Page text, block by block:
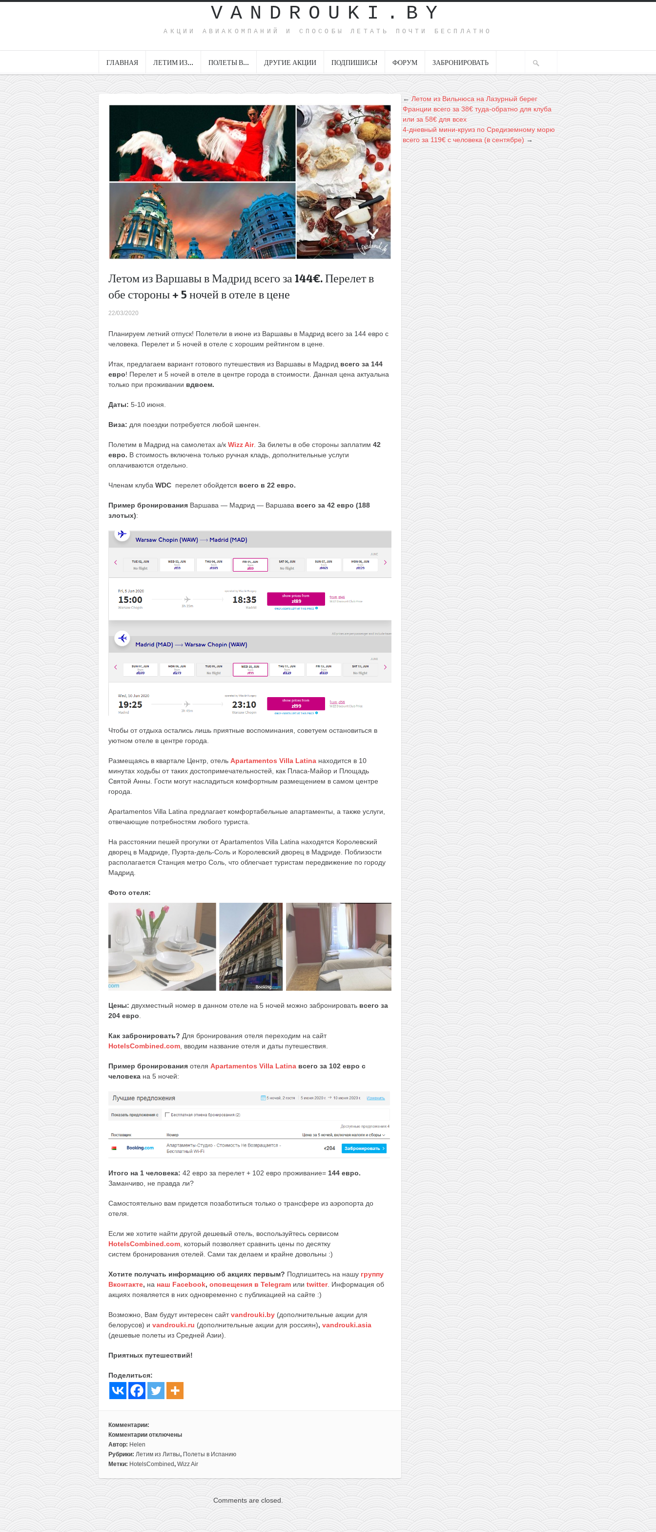
VANDROUKI.BY
АКЦИИ АВИАКОМПАНИЙ И СПОСОБЫ ЛЕТАТЬ ПОЧТИ БЕСПЛАТНО
ГЛАВНАЯ ЛЕТИМ ИЗ… ПОЛЕТЫ В… ДРУГИЕ АКЦИИ ПОДПИШИСЬ! ФОРУМ ЗАБРОНИРОВАТЬ
Летом из Варшавы в Мадрид всего за 144€. Перелет в
обе стороны + 5 ночей в отеле в цене
22/03/2020
Планируем летний отпуск! Полетели в июне из Варшавы в Мадрид всего за 144 евро с
человека. Перелет и 5 ночей в отеле с хорошим рейтингом в цене.
Итак, предлагаем вариант готового путешествия из Варшавы в Мадрид всего за 144
евро! Перелет и 5 ночей в отеле в центре города в стоимости. Данная цена актуальна
только при проживании вдвоем.
Даты: 5-10 июня.
Виза: для поездки потребуется любой шенген.
Полетим в Мадрид на самолетах а/к Wizz Air. За билеты в обе стороны заплатим 42
евро. В стоимость включена только ручная кладь, дополнительные услуги
оплачиваются отдельно.
Членам клуба WDC перелет обойдется всего в 22 евро.
Пример бронирования Варшава — Мадрид — Варшава всего за 42 евро (188
злотых):
Чтобы от отдыха остались лишь приятные воспоминания, советуем остановиться в
уютном отеле в центре города.
Размещаясь в квартале Центр, отель Apartamentos Villa Latina находится в 10
минутах ходьбы от таких достопримечательностей, как Пласа-Майор и Площадь
Святой Анны. Гости могут насладиться комфортным размещением в самом центре
города.
Apartamentos Villa Latina предлагает комфортабельные апартаменты, а также услуги,
отвечающие потребностям любого туриста.
На расстоянии пешей прогулки от Apartamentos Villa Latina находятся Королевский
дворец в Мадриде, Пуэрта-дель-Соль и Королевский дворец в Мадриде. Поблизости
располагается Станция метро Соль, что облегчает туристам передвижение по городу
Мадрид.
Фото отеля:
Цены: двухместный номер в данном отеле на 5 ночей можно забронировать всего за
204 евро
Как забронировать? Для бронирования отеля переходим на сайт
HotelsCombined.com , вводим название отеля и даты путешествия.
Пример бронирования отеля Apartamentos Villa Latina всего за 102 евро с
человека на 5 ночей:
Итого на 1 человека: 42 евро за перелет + 102 евро проживание= 144 евро.
Заманчиво, не правда ли?
Самостоятельно вам придется позаботиться только о трансфере из аэропорта до
отеля.
Если же хотите найти другой дешевый отель, воспользуйтесь сервисом
HotelsCombined.com , который позволяет сравнить цены по десятку
систем бронирования отелей. Сами так делаем и крайне довольны :)
Хотите получать информацию об акциях первым? Подпишитесь на нашу группу
Вконтакте, на наш Facebook, оповещения в Telegram или twitter. Информация об
акциях появляется в них одновременно с публикацией на сайте :)
Возможно, Вам будут интересен сайтvandrouki.by (дополнительные акции для
белорусов) и vandrouki.ru (дополнительные акции для россиян), vandrouki.asia
(дешевые полеты из Средней Азии).
Приятных путешествий!
Поделиться:
Комментарии:
Комментарии
к
записи
Летом
в
Мадрид
всего
отключены
Автор: Helen
Рубрики: Летим из Литвы, Полеты в Испанию
Метки: HotelsCombined, Wizz Air
Comments are closed.
←Летом из Вильнюса на Лазурный берег
Франции всего за 38€ туда-обратно для клуба
или за 58€ для всех
4-дневный мини-круиз по Средиземному морю
всего за 119€ с человека (в сентябре) →